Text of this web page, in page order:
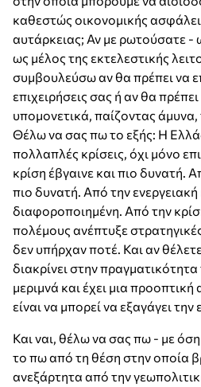
καθεστώς οικονομικής
αυτάρκειας; Αν με ρωτούσατε -
ως μέλος της εκτελεστικής
συμβουλεύσω αν θα πρέπει να
επιχειρήσεις σας ή αν θα
υπομονετικά, παίζοντας
Θέλω να σας πω το εξής: Η
πολλαπλές κρίσεις, όχι μόνο
κρίση έβγαινε και πιο δυνατή.
πιο δυνατή. Aπό την
διαφοροποιημένη. Από την
πολέμους ανέπτυξε
δεν υπήρχαν ποτέ. Και αν
διακρίνει στην
μεριμνά και έχει μια
είναι να μπορεί να εξαγάγει
Και ναι, θέλω να σας πω - με
το πω από τη θέση στην οποία
ανεξάρτητα από την